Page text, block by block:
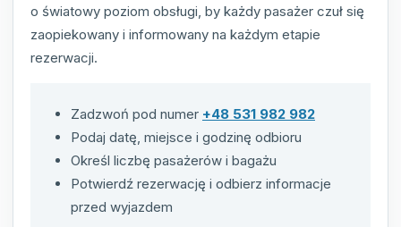
o światowy poziom obsługi, by każdy pasażer czuł się
zaopiekowany i informowany na każdym etapie
rezerwacji.
Zadzwoń pod numer +48 531 982 982
Podaj datę, miejsce i godzinę odbioru
Określ liczbę pasażerów i bagażu
Potwierdź rezerwację i odbierz informacje
przed wyjazdem